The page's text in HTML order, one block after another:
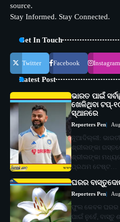
source.
Stay Informed. Stay Connected.
Get In Touch
Twitter Facebook Instagram
Latest Post
ଭାରତ ପାଇଁ
ଖେଳିଥିବା ଟପ୍-
ସ୍ଥାନରେ
Reporters Pen
ନୂଆଦିଲ୍ଲୀ:
ଶ୍ରୀଲଙ୍କା
ଶ୍ରୀଲଙ୍କା
ପ୍ରଥମ ଟେଷ୍ଟ…
ଘରର
Reporters Pen
ଫୁଲ କେବଳ ଘରର
ପାଇଁ ନୁହେଁ,